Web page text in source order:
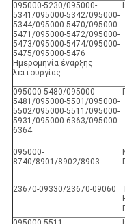
095000-5230/095000-
5341/095000-5342/095000-
5344/095000-5470/095000-
5471/095000-5472/095000-
5473/095000-5474/095000-
5475/095000-5476
Ημερομηνία έναρξης
λειτουργίας
095000-5480/095000-
5481/095000-5501/095000-
5502/095000-5511/095000-
5931/095000-6363/095000-
6364
095000-
8740/8901/8902/8903
23670-09330/23670-09060